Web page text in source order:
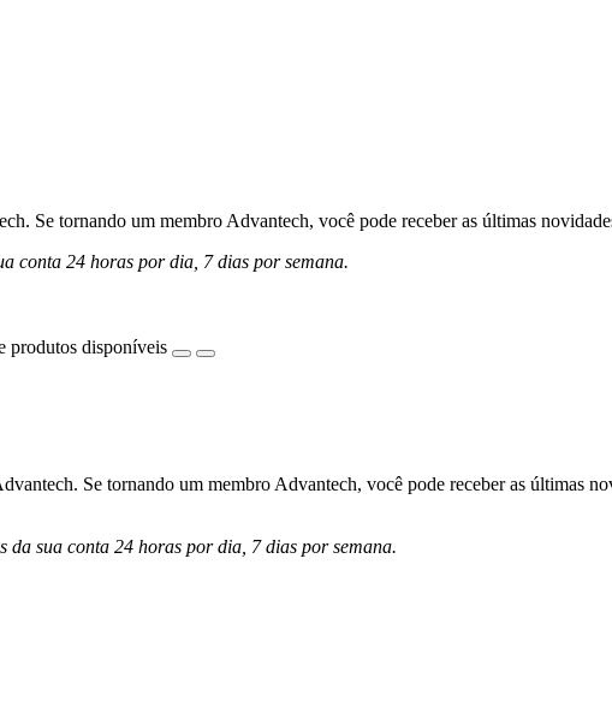
Se tornando um membro Advantech, você pode receber as últimas
conta 24 horas por dia, 7 dias por semana.
produtos disponíveis
Se tornando um membro Advantech, você pode receber as últimas
da sua conta 24 horas por dia, 7 dias por semana.